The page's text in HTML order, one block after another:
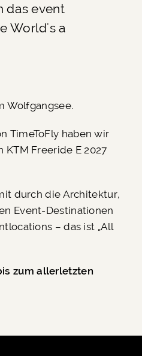
das event
World's a
Wolfgangsee.
TimeToFly haben wir
Freeride E 2027
durch die Architektur,
Event-Destinationen
– das ist „All
zum allerletzten